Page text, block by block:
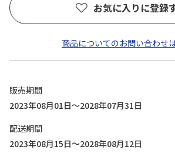
お気に入りに登録
商品についてのお問い合わせ
販売期間
2023年08月01日～2028年07月31日
配送期間
2023年08月15日～2028年08月12日